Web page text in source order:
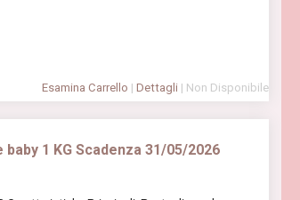
Esamina Carrello | Dettagli | Non Disponibile
1 KG Scadenza 31/05/2026